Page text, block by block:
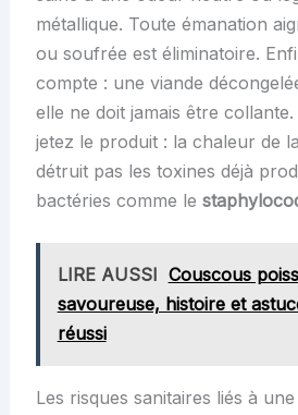
métallique. Toute émanation
ou soufrée est éliminatoire.
compte : une viande
elle ne doit jamais être
jetez le produit : la chaleur de
détruit pas les toxines déjà
bactéries comme le
LIRE AUSSI Couscous
savoureuse, histoire et
réussi
Les risques sanitaires liés à